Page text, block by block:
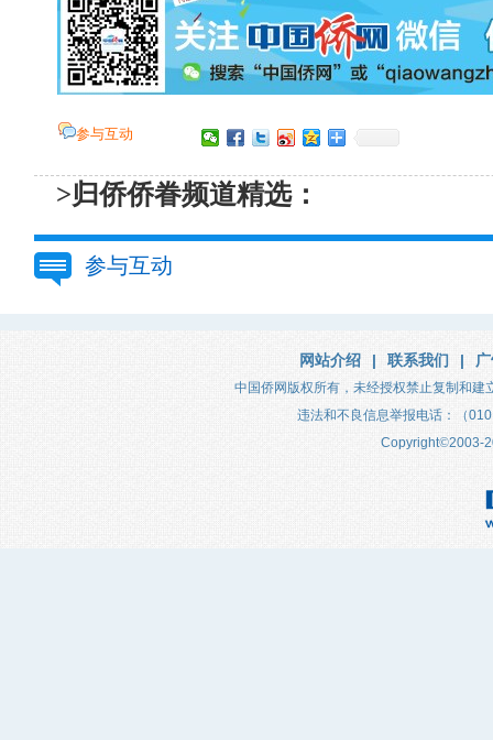
参与互动
>归侨侨眷频道精选：
参与互动
网站介绍 | 联系我们 |
中国侨网版权所有，未经授权禁止复制和建
违法和不良信息举报电话：（
Copyright©2003-